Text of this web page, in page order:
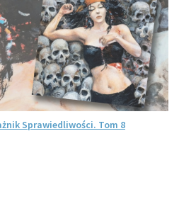
Sprawiedliwości. Tom 8